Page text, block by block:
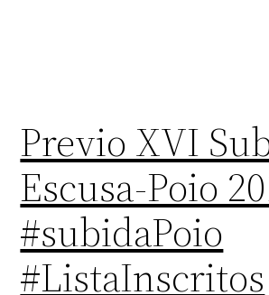
Previo XVI
Escusa-Poio
#subidaPoio
#ListaInscritos